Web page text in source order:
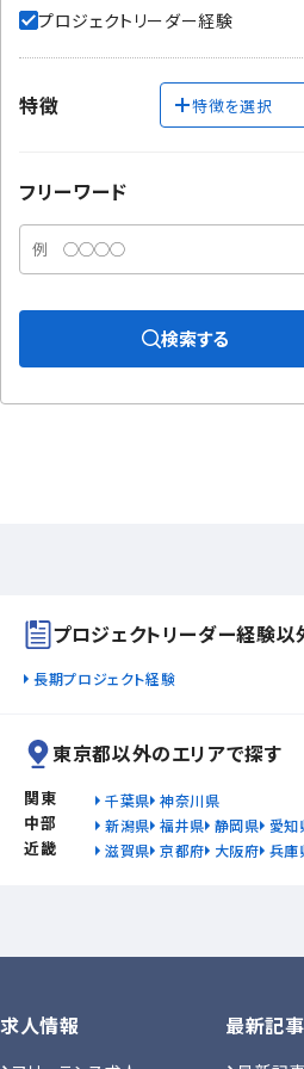
プロジェクトリーダー経験
特徴 特徴を選択
フリーワード
検索する
プロジェクトリーダー経験
長期プロジェクト経験
東京都以外のエリアで探す
関東 千葉県 神奈川県
中部 新潟県 福井県 静岡県 愛知
近畿 滋賀県 京都府 大阪府 兵庫
求人情報 最新記事